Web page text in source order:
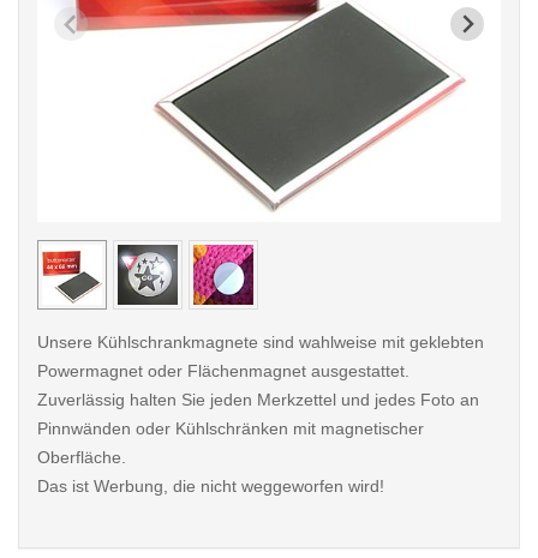
< /picture>
Unsere Kühlschrankmagnete sind wahlweise mit geklebten
Powermagnet oder Flächenmagnet ausgestattet.
Zuverlässig halten Sie jeden Merkzettel und jedes Foto an
Pinnwänden oder Kühlschränken mit magnetischer
Oberfläche.
Das ist Werbung, die nicht weggeworfen wird!